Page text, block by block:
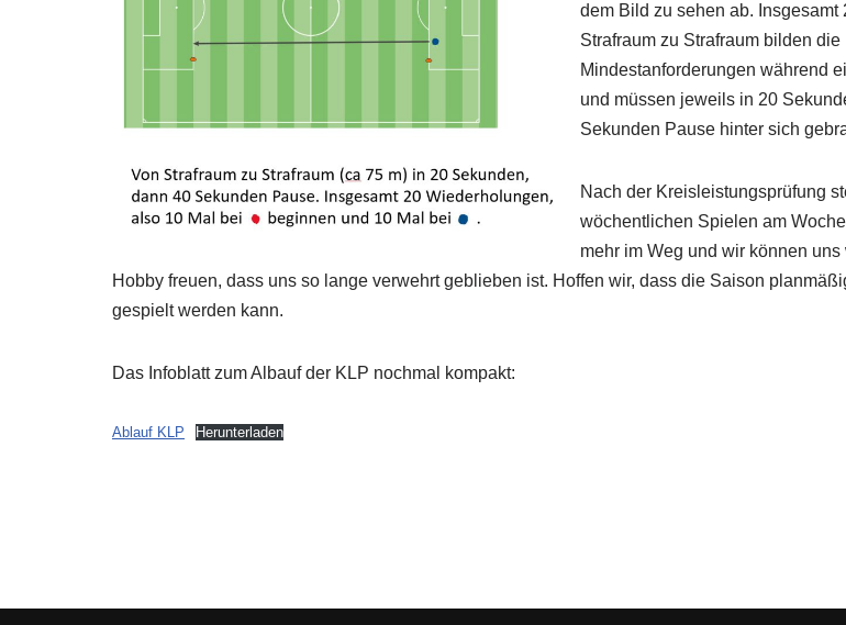
dem Bild zu sehen ab. Insgesamt
Strafraum zu Strafraum bilden die
Mindestanforderungen während
und müssen jeweils in 20
Sekunden Pause hinter sich
Nach der Kreisleistungsprüfung
wöchentlichen Spielen am
mehr im Weg und wir können
Hobby freuen, dass uns so lange verwehrt geblieben ist. Hoffen wir, dass die Saison
gespielt werden kann.
Das Infoblatt zum Albauf der KLP nochmal kompakt:
Ablauf KLP Herunterladen